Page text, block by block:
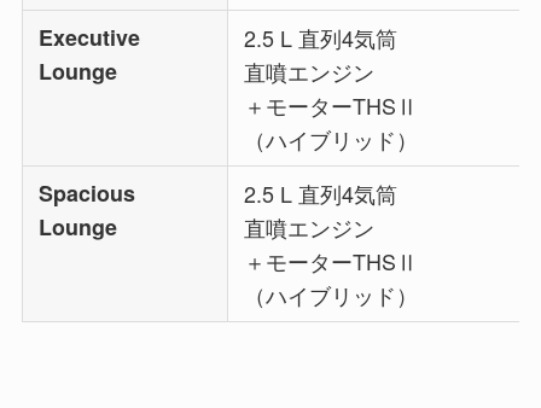
Executive
Lounge
2.5 L 直列4気筒
直噴エンジン
＋モーターTHSⅡ
（ハイブリッド）
Spacious
Lounge
2.5 L 直列4気筒
直噴エンジン
＋モーターTHSⅡ
（ハイブリッド）